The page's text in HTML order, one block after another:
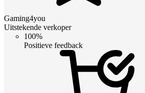
Gaming4you
Uitstekende verkoper
100%
Positieve feedback